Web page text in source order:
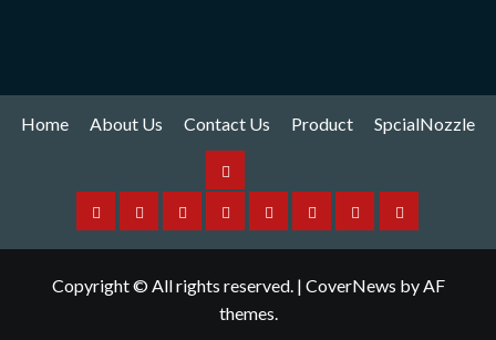
Home About Us Contact Us Product SpcialNozzle
HomeAboutContact
Product
SpareYamaha
I
HitachiSpcialNozzle
Copyright © All rights reserved. | CoverNews by AF
themes.